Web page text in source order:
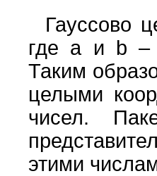
Гауссово
где а и b –
Таким
целыми
чисел.
этими